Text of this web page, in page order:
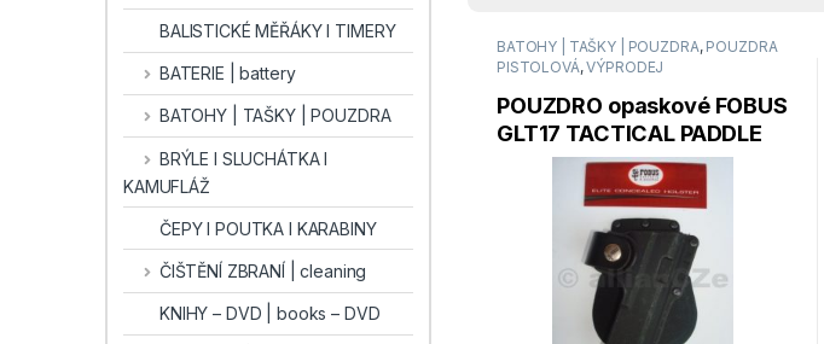
BATOHY | TAŠKY | POUZDRA, POUZDRA
PISTOLOVÁ,VÝPRODEJ
POUZDRO opaskové FOBUS
GLT17 TACTICAL PADDLE
(GLOCK)
BALISTICKÉ MĚŘÁKY I TIMERY
BATERIE | battery
BATOHY | TAŠKY | POUZDRA
BRÝLE l SLUCHÁTKA l
KAMUFLÁŽ
ČEPY I POUTKA I KARABINY
ČIŠTĚNÍ ZBRANÍ | cleaning
KNIHY – DVD | books – DVD